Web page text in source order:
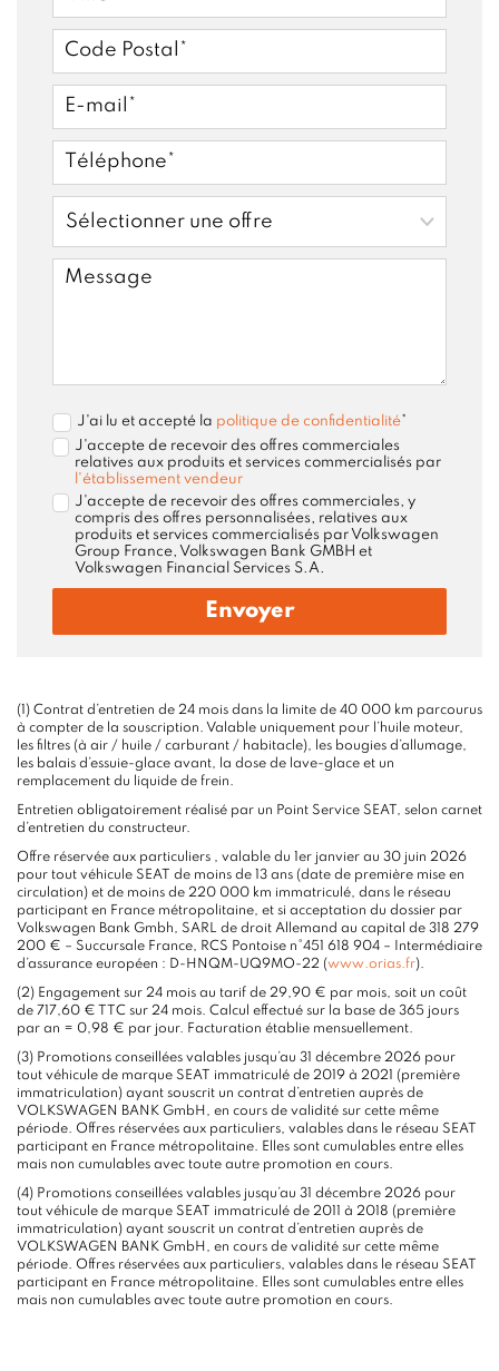
J'ai lu et accepté la politique de confidentialité*
J'accepte de recevoir des offres commerciales
relatives aux produits et services commercialisés par
l'établissement vendeur
J'accepte de recevoir des offres commerciales, y
compris des offres personnalisées, relatives aux
produits et services commercialisés par Volkswagen
Group France, Volkswagen Bank GMBH et
Volkswagen Financial Services S.A.
Envoyer
(1) Contrat d’entretien de 24 mois dans la limite de 40 000 km parcourus
à compter de la souscription. Valable uniquement pour l’huile moteur,
les filtres (à air / huile / carburant / habitacle), les bougies d’allumage,
les balais d’essuie-glace avant, la dose de lave-glace et un
remplacement du liquide de frein.
Entretien obligatoirement réalisé par un Point Service SEAT, selon carnet
d’entretien du constructeur.
Offre réservée aux particuliers , valable du 1er janvier au 30 juin 2026
pour tout véhicule SEAT de moins de 13 ans (date de première mise en
circulation) et de moins de 220 000 km immatriculé, dans le réseau
participant en France métropolitaine, et si acceptation du dossier par
Volkswagen Bank Gmbh, SARL de droit Allemand au capital de 318 279
200 € – Succursale France, RCS Pontoise n°451 618 904 – Intermédiaire
d’assurance européen : D-HNQM-UQ9MO-22 (www.orias.fr).
(2) Engagement sur 24 mois au tarif de 29,90 € par mois, soit un coût
de 717,60 € TTC sur 24 mois. Calcul effectué sur la base de 365 jours
par an = 0,98 € par jour. Facturation établie mensuellement.
(3) Promotions conseillées valables jusqu’au 31 décembre 2026 pour
tout véhicule de marque SEAT immatriculé de 2019 à 2021 (première
immatriculation) ayant souscrit un contrat d’entretien auprès de
VOLKSWAGEN BANK GmbH, en cours de validité sur cette même
période. Offres réservées aux particuliers, valables dans le réseau SEAT
participant en France métropolitaine. Elles sont cumulables entre elles
mais non cumulables avec toute autre promotion en cours.
(4) Promotions conseillées valables jusqu’au 31 décembre 2026 pour
tout véhicule de marque SEAT immatriculé de 2011 à 2018 (première
immatriculation) ayant souscrit un contrat d’entretien auprès de
VOLKSWAGEN BANK GmbH, en cours de validité sur cette même
période. Offres réservées aux particuliers, valables dans le réseau SEAT
participant en France métropolitaine. Elles sont cumulables entre elles
mais non cumulables avec toute autre promotion en cours.